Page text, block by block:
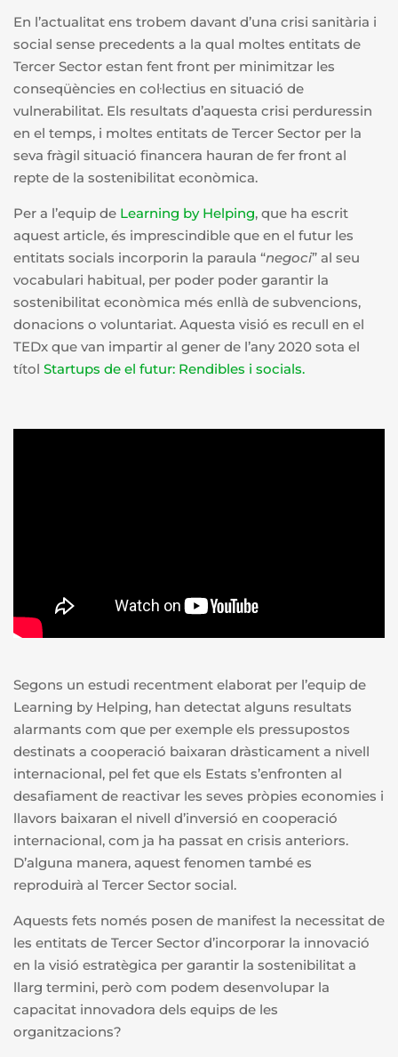
En l’actualitat ens trobem davant d’una crisi sanitària i
social sense precedents a la qual moltes entitats de
Tercer Sector estan fent front per minimitzar les
conseqüències en col·lectius en situació de
vulnerabilitat. Els resultats d’aquesta crisi perduressin
en el temps, i moltes entitats de Tercer Sector per la
seva fràgil situació financera hauran de fer front al
repte de la sostenibilitat econòmica.
Per a l’equip de Learning by Helping, que ha escrit
aquest article, és imprescindible que en el futur les
entitats socials incorporin la paraula “negoci” al seu
vocabulari habitual, per poder poder garantir la
sostenibilitat econòmica més enllà de subvencions,
donacions o voluntariat. Aquesta visió es recull en el
TEDx que van impartir al gener de l’any 2020 sota el
títol Startups de el futur: Rendibles i socials.
Segons un estudi recentment elaborat per l’equip de
Learning by Helping, han detectat alguns resultats
alarmants com que per exemple els pressupostos
destinats a cooperació baixaran dràsticament a nivell
internacional, pel fet que els Estats s’enfronten al
desafiament de reactivar les seves pròpies economies i
llavors baixaran el nivell d’inversió en cooperació
internacional, com ja ha passat en crisis anteriors.
D’alguna manera, aquest fenomen també es
reproduirà al Tercer Sector social.
Aquests fets només posen de manifest la necessitat de
les entitats de Tercer Sector d’incorporar la innovació
en la visió estratègica per garantir la sostenibilitat a
llarg termini, però com podem desenvolupar la
capacitat innovadora dels equips de les
organitzacions?